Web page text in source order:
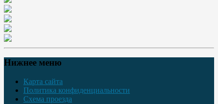
Нижнее меню
Карта сайта
Политика конфиденциальности
Схема проезда